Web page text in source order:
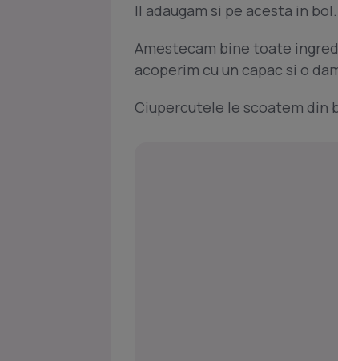
Il adaugam si pe acesta in bol.
Amestecam bine toate
acoperim cu un capac si o
Ciupercutele le scoatem din